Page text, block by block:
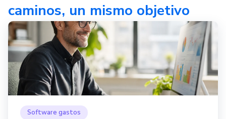
caminos, un mismo objetivo
Software gastos